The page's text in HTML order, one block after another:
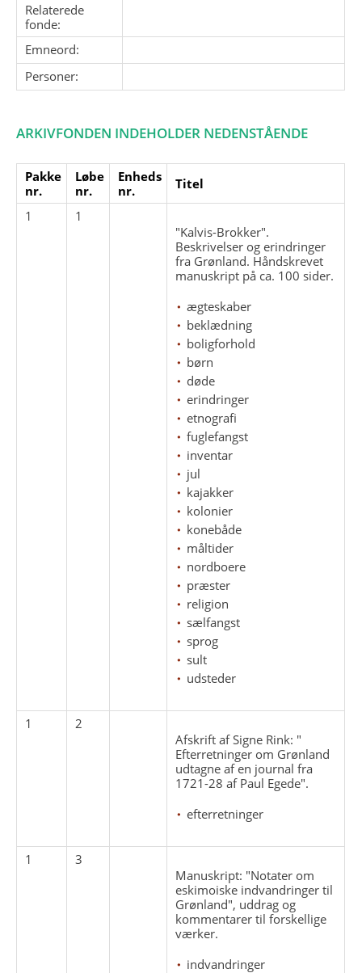
Relaterede
fonde:
Emneord:
Personer:
ARKIVFONDEN INDEHOLDER NEDENSTÅENDE
Pakke
nr.
Løbe
nr.
Enheds
nr.
Titel
1
1
"Kalvis-Brokker".
Beskrivelser og erindringer
fra Grønland. Håndskrevet
manuskript på ca. 100 sider.
ægteskaber
beklædning
boligforhold
børn
døde
erindringer
etnografi
fuglefangst
inventar
jul
kajakker
kolonier
konebåde
måltider
nordboere
præster
religion
sælfangst
sprog
sult
udsteder
1
2
Afskrift af Signe Rink: "
Efterretninger om Grønland
udtagne af en journal fra
1721-28 af Paul Egede".
efterretninger
1
3
Manuskript: "Notater om
eskimoiske indvandringer til
Grønland", uddrag og
kommentarer til forskellige
værker.
indvandringer